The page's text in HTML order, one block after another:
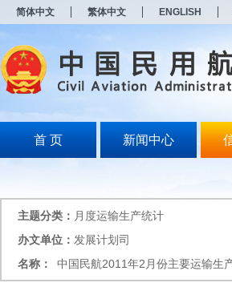
简体中文 繁体中文 ENGLISH
首 页 新闻中心
主题分类： 月度运输生产统计
办文单位： 发展计划司
名称：
中国民航2011年2月份主要运输生
打
开
无
障
说
开